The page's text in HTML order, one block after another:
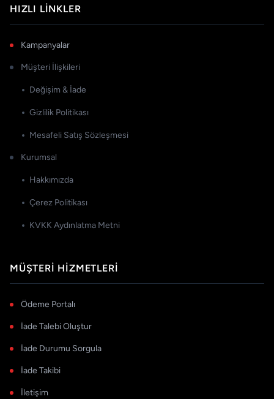
HIZLI LINKLER
Kampanyalar
Müşteri İlişkileri
Değişim & İade
Gizlilik Politikası
Mesafeli Satış Sözleşmesi
Kurumsal
Hakkımızda
Çerez Politikası
KVKK Aydınlatma Metni
MÜŞTERI HIZMETLERI
Ödeme Portalı
İade Talebi Oluştur
İade Durumu Sorgula
İade Takibi
İletişim